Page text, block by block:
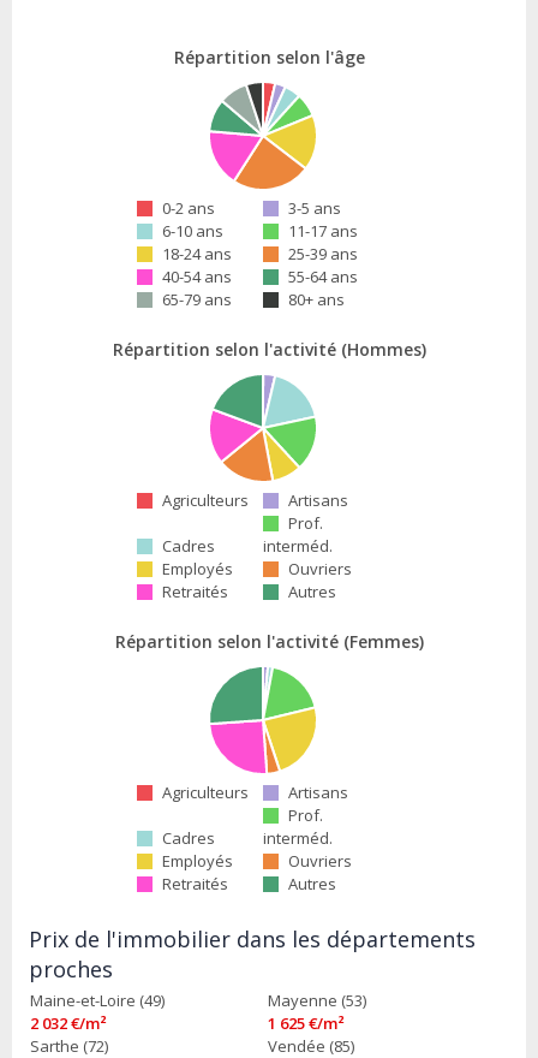
Répartition selon l'âge
0-2 ans
3-5 ans
6-10 ans
11-17 ans
18-24 ans
25-39 ans
40-54 ans
55-64 ans
65-79 ans
80+ ans
Répartition selon l'activité (Hommes)
Agriculteurs Artisans
Cadres
Prof.
interméd.
Employés
Ouvriers
Retraités
Autres
Répartition selon l'activité (Femmes)
Agriculteurs Artisans
Cadres
Prof.
interméd.
Employés
Ouvriers
Retraités
Autres
Prix de l'immobilier dans les départements
proches
Maine-et-Loire (49)
2 032 €/m²
Mayenne (53)
1 625 €/m²
Sarthe (72)
Vendée (85)